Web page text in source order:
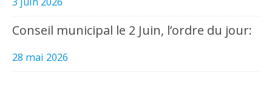
Conseil municipal le 2 Juin, l’ordre du jour:
28 mai 2026